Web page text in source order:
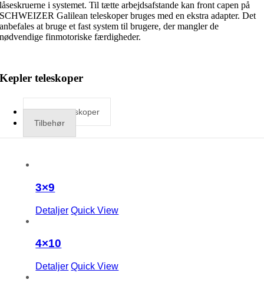
låseskruerne i systemet. Til tætte arbejdsafstande kan front capen på
SCHWEIZER Galilean teleskoper bruges med en ekstra adapter. Det
anbefales at bruge et fast system til brugere, der mangler de
nødvendige finmotoriske færdigheder.
Kepler teleskoper
Kepler teleskoper
Tilbehør
3×9
Detaljer Quick View
4×10
Detaljer Quick View